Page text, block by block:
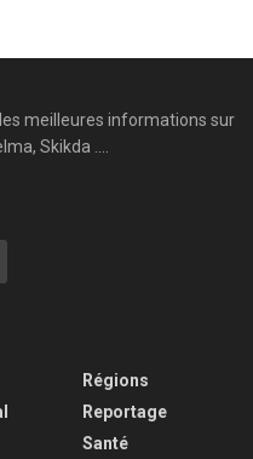
meilleures informations sur
Skikda ....
Régions
Reportage
Santé